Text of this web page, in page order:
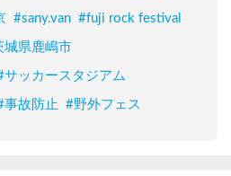
#sany.van #fuji rock festival
城県鹿嶋市
サッカースタジアム
事故防止 #野外フェス